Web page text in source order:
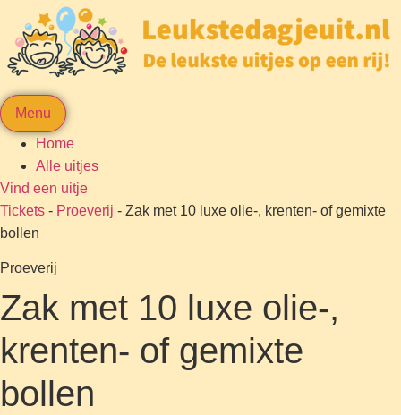
Menu
Home
Alle uitjes
Vind een uitje
Tickets - Proeverij - Zak met 10 luxe olie-, krenten- of gemixte
bollen
Proeverij
Zak met 10 luxe olie-,
krenten- of gemixte
bollen